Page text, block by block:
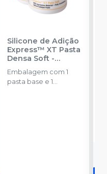
Silicone de Adição
Express™ XT Pasta
Densa Soft -
Reposição
SOLVENTUM
Embalagem com 1
pasta base e 1